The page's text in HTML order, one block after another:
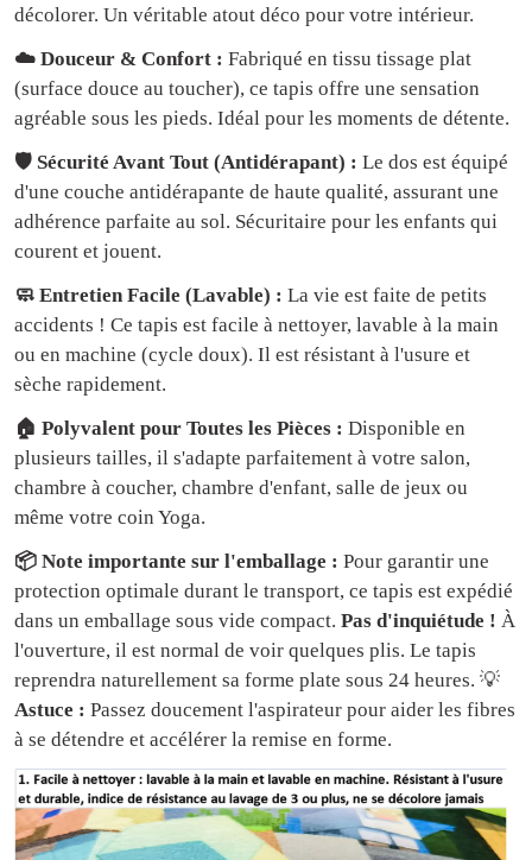
(surface douce au toucher), ce tapis offre une sensation
🛡️ Sécurité Avant Tout (Antidérapant) :Le dos est équipé
d'une couche antidérapante de haute qualité, assurant une
adhérence parfaite au sol. Sécuritaire pour les enfants qui
courent et jouent.
🧼 Entretien Facile (Lavable) :La vie est faite de petits
accidents ! Ce tapis est facile à nettoyer, lavable à la main
sèche rapidement.
🏠 Polyvalent pour Toutes les Pièces :Disponible en
plusieurs tailles, il s'adapte parfaitement à votre salon,
chambre à coucher, chambre d'enfant, salle de jeux ou
même votre coin Yoga.
📦 Note importante sur l'emballage :Pour garantir une
protection optimale durant le transport, ce tapis est expédié
dans un emballage sous vide compact.
l'ouverture, il est normal de voir quelques plis. Le tapis
reprendra naturellement sa forme plate sous 24 heures. 💡
Astuce : Passez doucement l'aspirateur pour aider les fibres
à se détendre et accélérer la remise en forme.